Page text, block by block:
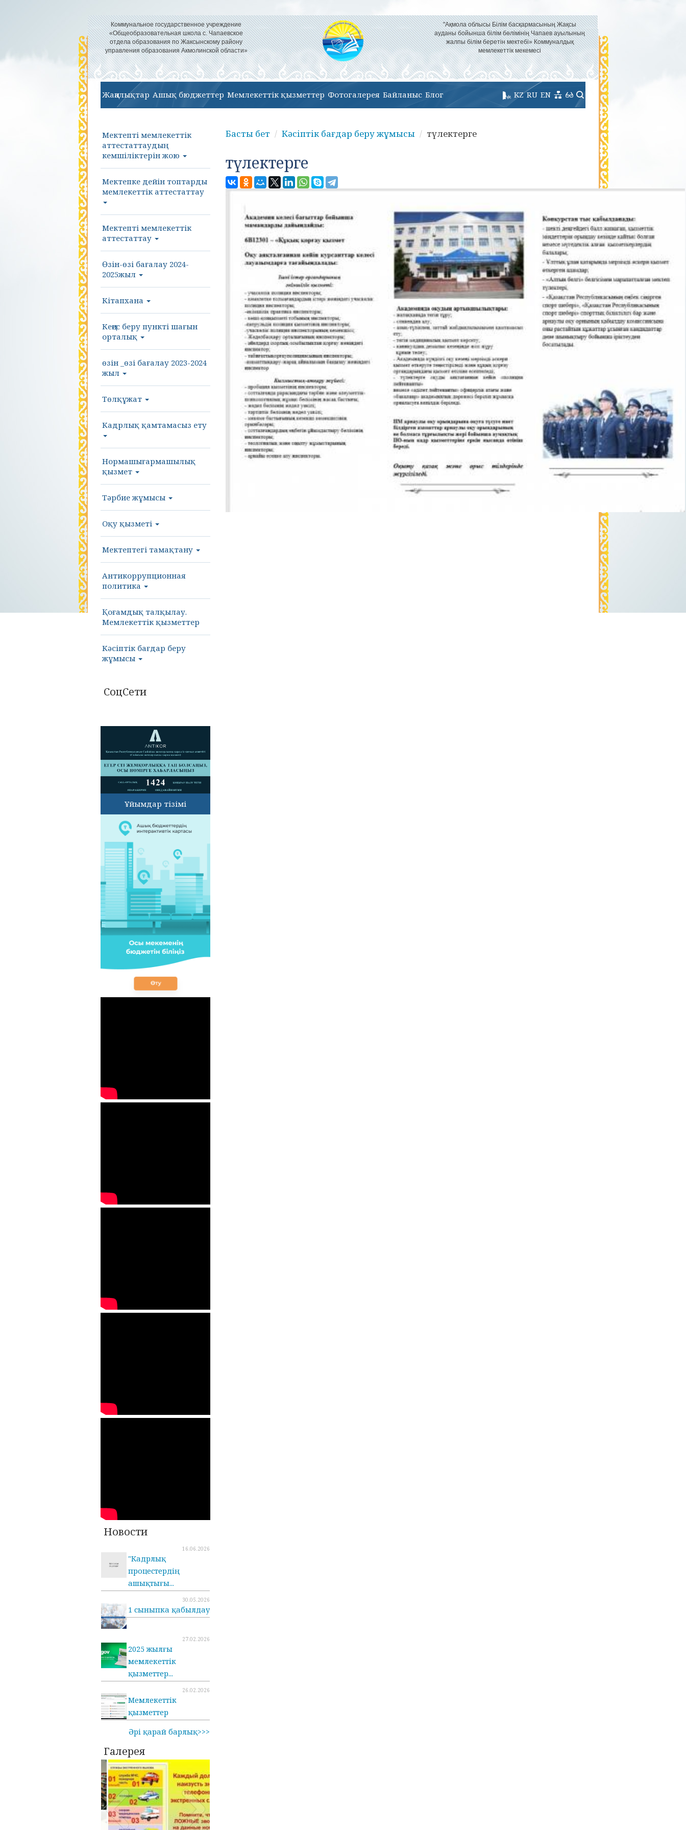
Коммунальное государственное учреждение
«Общеобразовательная школа с. Чапаевское
отдела образования по Жаксынскому району
управления образования Акмолинской области»
"Ақмола облысы Білім басқармасының Жақсы
ауданы бойынша білім бөлімінің Чапаев ауылының
жалпы білім беретін мектебі» Коммуналдық
мемлекеттік мекемесі
Жаңалықтар Ашық бюджеттер Мемлекеттік қызметтер Фотогалерея Байланыс Блог EN
RU
KZ
Мектепті мемлекеттік
аттестаттаудың
кемшіліктерін жою
Мектепке дейін топтарды
мемлекеттік аттестаттау
Мектепті мемлекеттік
аттестаттау
Өзін-өзі бағалау 2024-
2025жыл
Кітапхана
Кеңес беру пункті шағын
орталық
өзін _өзі бағалау 2023-2024
жыл
Төлқұжат
Кадрлық қамтамасыз ету
Нормашығармашылық
қызмет
Тәрбие жұмысы
Оқу қызметі
Мектептегі тамақтану
Антикоррупционная
политика
Қоғамдық талқылау.
Мемлекеттік қызметтер
Кәсіптік бағдар беру
жұмысы
СоцСети
Ұйымдар тізімі
Новости
16.06.2026
"Кадрлық
процестердің
ашықтығы...
30.05.2026
1 сыныпка қабылдау
27.02.2026
2025 жылғы
мемлекеттік
қызметтер...
26.02.2026
Мемлекеттік
қызметтер
Әрі қарай барлық>>>
Галерея
Басты бет Кәсіптік бағдар беру жұмысы түлектерге
түлектерге